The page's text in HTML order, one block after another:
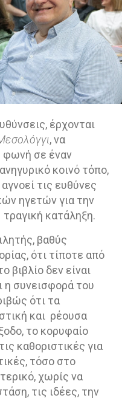
έρχονται
, να
φωνή σε έναν
κοινό τόπο,
τις ευθύνες
ηγετών για την
τραγική κατάληξη.
βαθύς
ότι τίποτε από
βιβλίο δεν είναι
η συνεισφορά του
ότι τα
και ρέουσα
το κορυφαίο
καθοριστικές για
τόσο στο
χωρίς να
τις ιδέες, την